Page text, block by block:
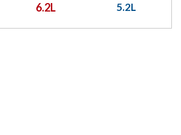
6.2L 5.2L